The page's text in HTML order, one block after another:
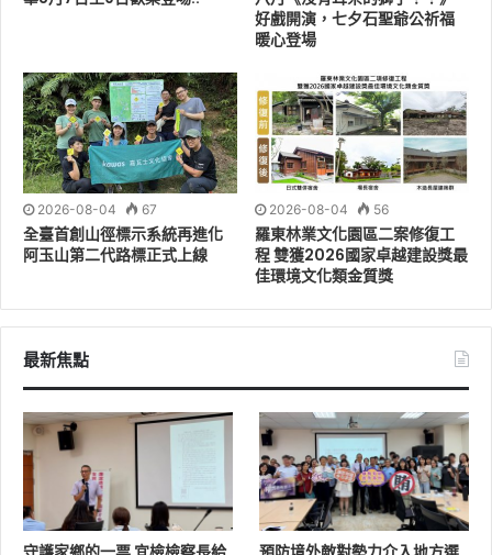
好戲開演，七夕石聖爺公祈福
暖心登場
2026-08-04 67
全臺首創山徑標示系統再進化
阿玉山第二代路標正式上線
2026-08-04 56
羅東林業文化園區二案修復工
程 雙獲2026國家卓越建設獎最
佳環境文化類金質獎
最新焦點